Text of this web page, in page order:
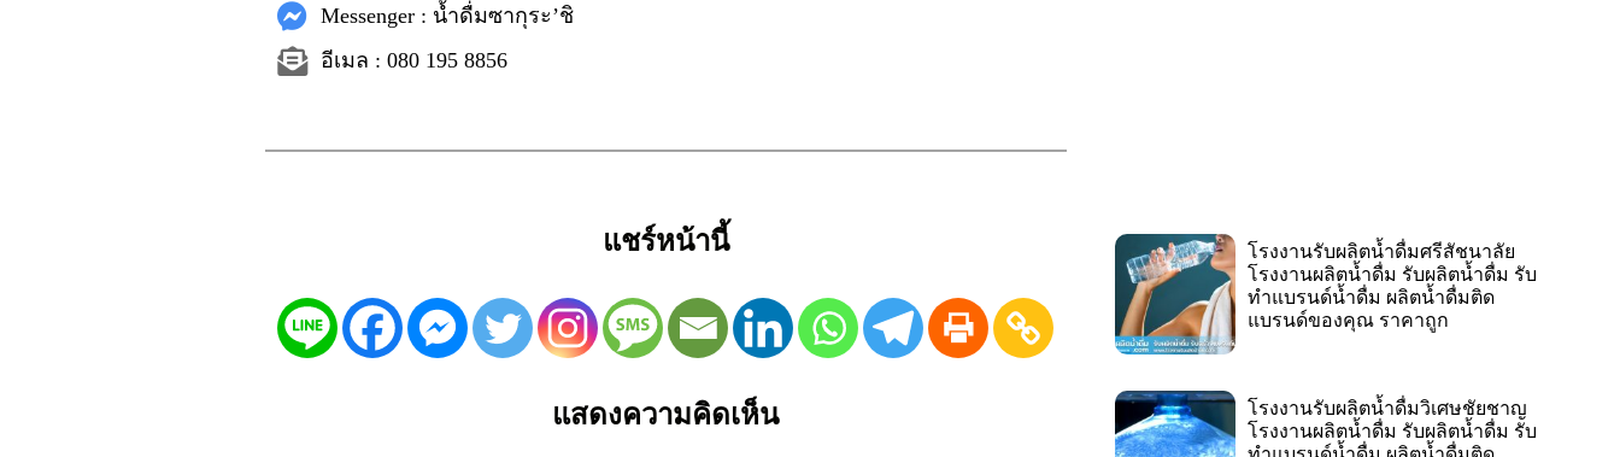
Messenger : น้ำดื่มซากุระ’ชิ
อีเมล : 080 195 8856
แชร์หน้านี้
แสดงความคิดเห็น
โรงงานรับผลิตน้ำดื่มศรีสัชนาลัย
โรงงานผลิตน้ำดื่ม รับผลิตน้ำดื่ม รับ
ทำแบรนด์น้ำดื่ม ผลิตน้ำดื่มติด
แบรนด์ของคุณ ราคาถูก
โรงงานรับผลิตน้ำดื่มวิเศษชัยชาญ
โรงงานผลิตน้ำดื่ม รับผลิตน้ำดื่ม รับ